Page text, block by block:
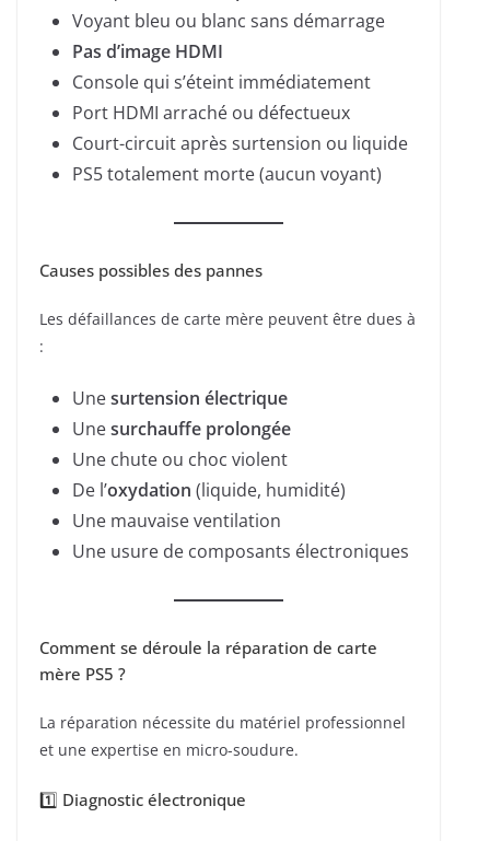
Voyant bleu ou blanc sans démarrage
Pas d’image HDMI
Console qui s’éteint immédiatement
Port HDMI arraché ou défectueux
Court-circuit après surtension ou liquide
PS5 totalement morte (aucun voyant)
Causes possibles des pannes
Les défaillances de carte mère peuvent être dues à
:
Unesurtension électrique
Unesurchauffe prolongée
Une chute ou choc violent
De l’oxydation (liquide, humidité)
Une mauvaise ventilation
Une usure de composants électroniques
Comment se déroule la réparation de carte
mère PS5 ?
La réparation nécessite du matériel professionnel
et une expertise en micro-soudure.
1️⃣ Diagnostic électronique